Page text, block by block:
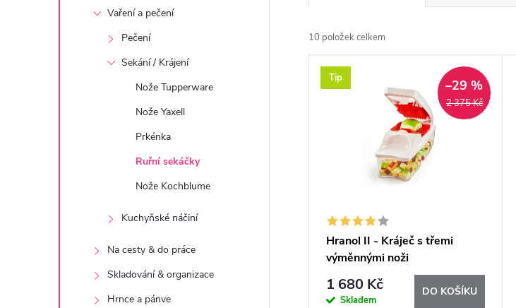
Vaření a pečení
Pečení
Sekání / Krájení
Nože Tupperware
Nože Yaxell
Prkénka
Ruřní sekáčky
Nože Kochblume
Kuchyňské náčiní
Na cesty & do práce
Skladování & organizace
Hrnce a pánve
a
z
e
10 položek celkem
VTip
2 375 Kč
–29 %
Hranol II - Kráječ s třemi
výměnnými noži
1 680 Kč
Skladem
DO KOŠÍKU